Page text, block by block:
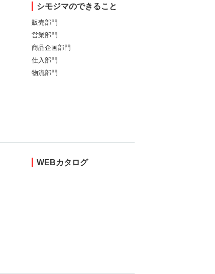
シモジマのできること
販売部門
営業部門
商品企画部門
仕入部門
物流部門
WEBカタログ